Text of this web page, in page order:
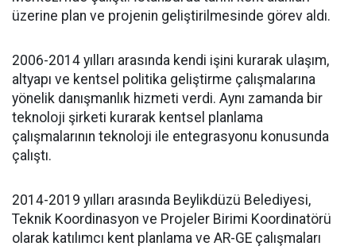
üzerine plan ve projenin geliştirilmesinde görev aldı.
2006-2014 yılları arasında kendi işini kurarak ulaşım,
altyapı ve kentsel politika geliştirme çalışmalarına
yönelik danışmanlık hizmeti verdi. Aynı zamanda bir
teknoloji şirketi kurarak kentsel planlama
çalışmalarının teknoloji ile entegrasyonu konusunda
çalıştı.
2014-2019 yılları arasında Beylikdüzü Belediyesi,
Teknik Koordinasyon ve Projeler Birimi Koordinatörü
olarak katılımcı kent planlama ve AR-GE çalışmaları